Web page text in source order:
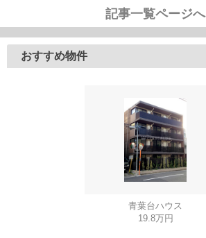
記事一覧ページへ
おすすめ物件
青葉台ハウス
19.8万円